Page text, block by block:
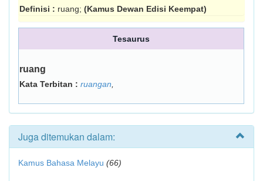
Definisi : ruang; (Kamus Dewan Edisi Keempat)
Tesaurus
ruang
Kata Terbitan : ruangan
Juga ditemukan dalam:
Kamus Bahasa Melayu (66)